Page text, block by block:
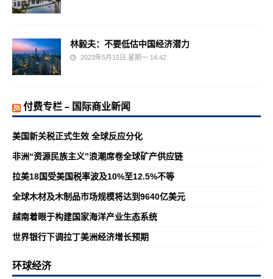
林毅夫：不要低估中国经济潜力
2023年5月15日 星期一 14:42
付费专栏 – 国际商业新闻
美国新关税正式生效 全球反应分化
非洲“资源民族主义”浪潮席卷全球矿产供应链
拉美18国受美国税率波及10%至12.5%不等
全球木材及木制品市场规模将达到9640亿美元
越南着眼于构建国家海洋产业生态系统
世界银行下调拉丁美洲经济增长预期
环球经济